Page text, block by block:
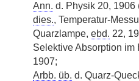
Ann. d. Physik 20, 1906
dies., Temperatur-
Quarzlampe, ebd. 22,
Selektive Absorption im
1907;
Arbb. üb. d. Quarz-